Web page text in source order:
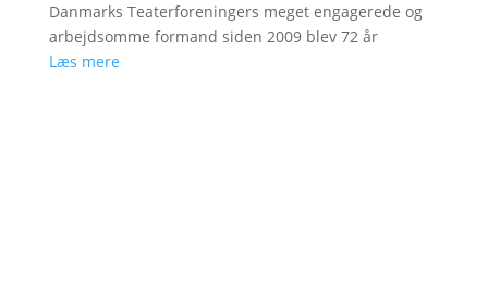
Danmarks Teaterforeningers meget engagerede og
arbejdsomme formand siden 2009 blev 72 år
Læs mere